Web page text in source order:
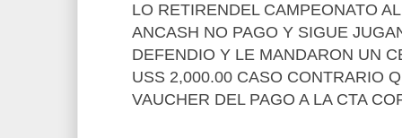
LO RETIRENDEL CAMPEONATO
ANCASH NO PAGO Y SIGUE
DEFENDIO Y LE MANDARON UN
USS 2,000.00 CASO CONTRARIO
VAUCHER DEL PAGO A LA CTA